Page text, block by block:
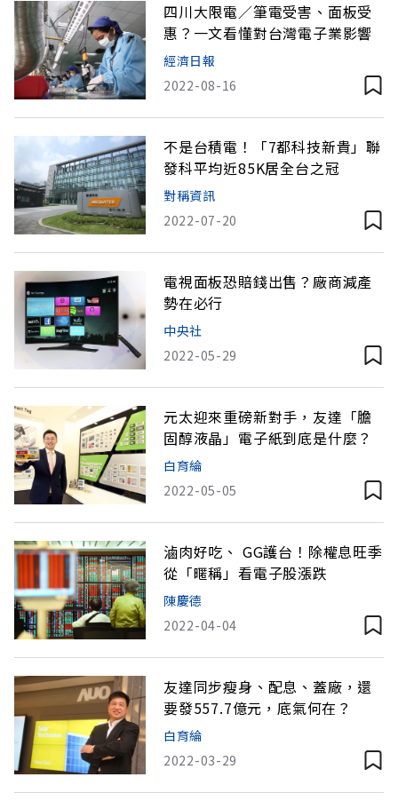
四川大限電／筆電受害、面板受
惠？一文看懂對台灣電子業影響
經濟日報
2022-08-16
不是台積電！「7都科技新貴」聯
發科平均近85K居全台之冠
對稱資訊
2022-07-20
電視面板恐賠錢出售？廠商減產
勢在必行
中央社
2022-05-29
元太迎來重磅新對手，友達「膽
固醇液晶」電子紙到底是什麼？
白育綸
2022-05-05
滷肉好吃、 GG護台！除權息旺季
從「暱稱」看電子股漲跌
陳慶德
2022-04-04
友達同步瘦身、配息、蓋廠，還
要發557.7億元，底氣何在？
白育綸
2022-03-29